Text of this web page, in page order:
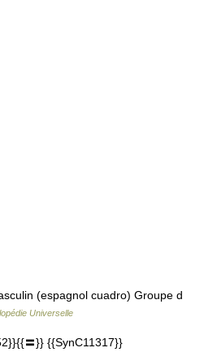
(espagnol cuadro) Groupe d
Universelle
〓}} {{SynC11317}}